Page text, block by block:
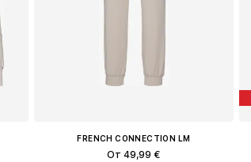
FRENCH CONNECTION LM
От 49,99 €